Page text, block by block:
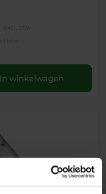
In winkelwagen